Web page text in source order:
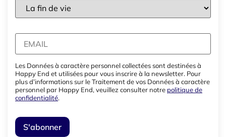
Les Données à caractère personnel collectées sont destinées à
Happy End et utilisées pour vous inscrire à la newsletter. Pour
plus d’informations sur le Traitement de vos Données à caractère
personnel par Happy End, veuillez consulter notre politique de
confidentialité.